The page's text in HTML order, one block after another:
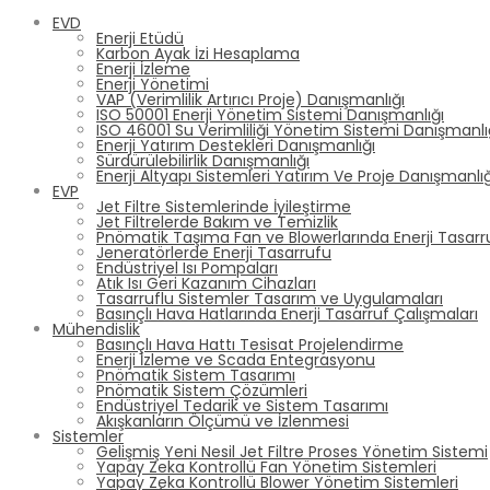
EVD
Enerji Etüdü
Karbon Ayak İzi Hesaplama
Enerji İzleme
Enerji Yönetimi
VAP (Verimlilik Artırıcı Proje) Danışmanlığı
ISO 50001 Enerji Yönetim Sistemi Danışmanlığı
ISO 46001 Su Verimliliği Yönetim Sistemi
Enerji Yatırım Destekleri Danışmanlığı
Sürdürülebilirlik Danışmanlığı
Enerji Altyapı Sistemleri Yatırım Ve Proje
EVP
Jet Filtre Sistemlerinde İyileştirme
Jet Filtrelerde Bakım ve Temizlik
Pnömatik Taşıma Fan ve Blowerlarında Enerji
Jeneratörlerde Enerji Tasarrufu
Endüstriyel Isı Pompaları
Atık Isı Geri Kazanım Cihazları
Tasarruflu Sistemler Tasarım ve Uygulamaları
Basınçlı Hava Hatlarında Enerji Tasarruf Çalışmaları
Mühendislik
Basınçlı Hava Hattı Tesisat Projelendirme
Enerji İzleme ve Scada Entegrasyonu
Pnömatik Sistem Tasarımı
Pnömatik Sistem Çözümleri
Endüstriyel Tedarik ve Sistem Tasarımı
Akışkanların Ölçümü ve İzlenmesi
Sistemler
Gelişmiş Yeni Nesil Jet Filtre Proses Yönetim Sistemi
Yapay Zeka Kontrollü Fan Yönetim Sistemleri
Yapay Zeka Kontrollü Blower Yönetim Sistemleri